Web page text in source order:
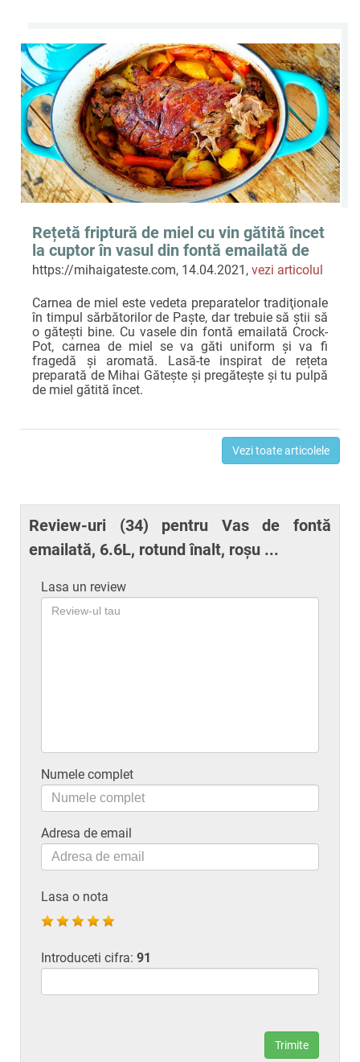
Rețetă friptură de miel cu vin gătită încet
la cuptor în vasul din fontă emailată de
6.6L Crock-Pot pregătită de Mihai
https://mihaigateste.com, 14.04.2021,vezi articolul
Carnea de miel este vedeta preparatelor tradiţionale
în timpul sărbătorilor de Paşte, dar trebuie să ştii să
o găteşti bine. Cu vasele din fontă emailată Crock-
Pot, carnea de miel se va găti uniform și va fi
fragedă și aromată. Lasă-te inspirat de rețeta
preparată de Mihai Gătește și pregătește și tu pulpă
de miel gătită încet.
Vezi toate articolele
Review-uri (34) pentru Vas de fontă
emailată, 6.6L, rotund înalt, roșu ...
Lasa un review
Numele complet
Adresa de email
Lasa o nota
Introduceti cifra:91
Trimite